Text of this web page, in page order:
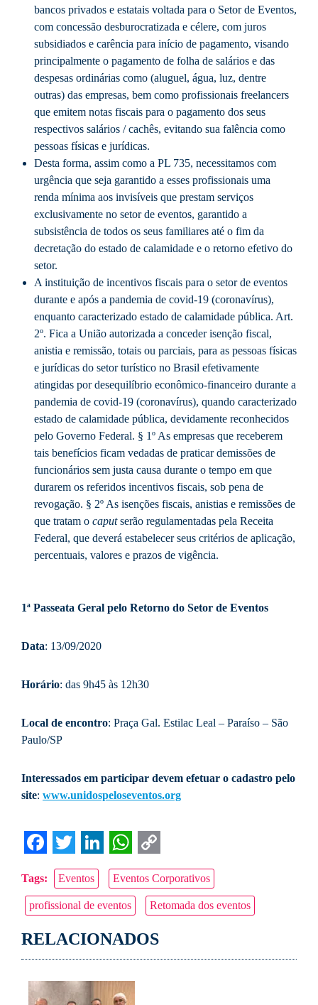
bancos privados e estatais voltada para o Setor de Eventos,
com concessão desburocratizada e célere, com juros
subsidiados e carência para início de pagamento, visando
principalmente o pagamento de folha de salários e das
despesas ordinárias como (aluguel, água, luz, dentre
outras) das empresas, bem como profissionais freelancers
que emitem notas fiscais para o pagamento dos seus
respectivos salários / cachês, evitando sua falência como
pessoas físicas e jurídicas.
Desta forma, assim como a PL 735, necessitamos com
urgência que seja garantido a esses profissionais uma
renda mínima aos invisíveis que prestam serviços
exclusivamente no setor de eventos, garantido a
subsistência de todos os seus familiares até o fim da
decretação do estado de calamidade e o retorno efetivo do
setor.
A instituição de incentivos fiscais para o setor de eventos
durante e após a pandemia de covid-19 (coronavírus),
enquanto caracterizado estado de calamidade pública. Art.
2º. Fica a União autorizada a conceder isenção fiscal,
anistia e remissão, totais ou parciais, para as pessoas físicas
e jurídicas do setor turístico no Brasil efetivamente
atingidas por desequilíbrio econômico-financeiro durante a
pandemia de covid-19 (coronavírus), quando caracterizado
estado de calamidade pública, devidamente reconhecidos
pelo Governo Federal. § 1º As empresas que receberem
tais benefícios ficam vedadas de praticar demissões de
funcionários sem justa causa durante o tempo em que
durarem os referidos incentivos fiscais, sob pena de
revogação. § 2º As isenções fiscais, anistias e remissões de
que tratam o caputserão regulamentadas pela Receita
Federal, que deverá estabelecer seus critérios de aplicação,
percentuais, valores e prazos de vigência.
1ª Passeata Geral pelo Retorno do Setor de Eventos
Data: 13/09/2020
Horário: das 9h45 às 12h30
Local de encontro: Praça Gal. Estilac Leal – Paraíso – São
Paulo/SP
Interessados em participar devem efetuar o cadastro pelo
site: www.unidospeloseventos.org
Facebook
Twitter
LinkedIn
WhatsApp
Copy
Link
Tags: Eventos Eventos Corporativos
profissional de eventos Retomada dos eventos
RELACIONADOS